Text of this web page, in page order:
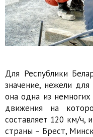
Для Республики
значение, нежели
она одна из
движения на
составляет 120 км/ч,
страны – Брест,